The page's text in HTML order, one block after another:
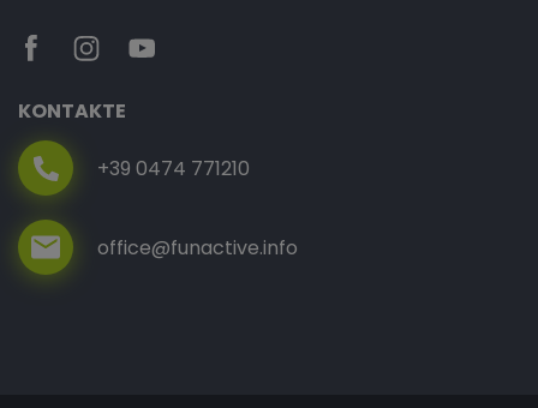
KONTAKTE
+39 0474 771210
office@funactive.info